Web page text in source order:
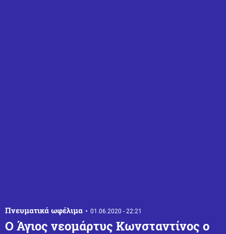
Πνευματικά ωφέλιμα 01.06.2020 - 22:21
Ο Άγιος νεομάρτυς Κωνσταντίνος ο